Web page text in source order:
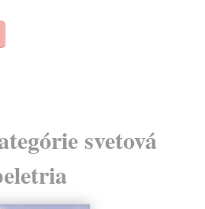
svetová